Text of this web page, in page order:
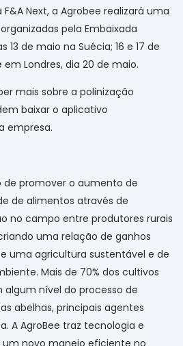
Next, a Agrobee realizará uma
pela Embaixada
13 de maio na Suécia; 16 e 17 de
Londres, dia 20 de maio.
mais sobre a polinização
baixar o aplicativo
empresa.
de promover o aumento de
de alimentos através de
no campo entre produtores rurais
uma relação de ganhos
uma agricultura sustentável e de
Mais de 70% dos cultivos
nível do processo de
abelhas, principais agentes
A AgroBee traz tecnologia e